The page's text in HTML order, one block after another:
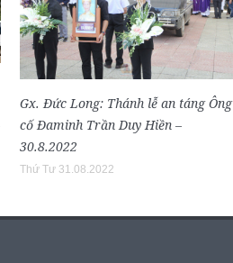
Gx. Đức Long: Thánh lễ an táng Ông
cố Đaminh Trần Duy Hiền –
30.8.2022
Thứ Tư 31.08.2022